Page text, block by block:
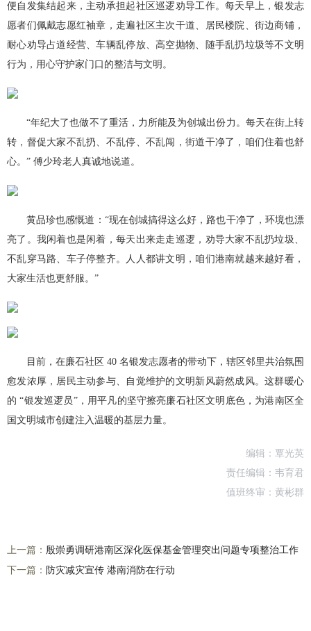
便自发集结起来，主动承担起社区巡逻劝导工作。每天早上，银发志
愿者们佩戴志愿红袖章，走遍社区主次干道、居民楼院、街边商铺，
耐心劝导占道经营、车辆乱停放、高空抛物、随手乱扔垃圾等不文明
行为，用心守护家门口的整洁与文明。
“年纪大了也做不了重活，力所能及为创城出份力。每天在街上转
转，督促大家不乱扔、不乱停、不乱闯，街道干净了，咱们住着也舒
心。” 傅少玲老人真诚地说道。
黄品珍也感慨道：“现在创城搞得这么好，路也干净了，环境也漂
亮了。我闲着也是闲着，每天出来走走巡逻，劝导大家不乱扔垃圾、
不乱穿马路、车子停整齐。人人都讲文明，咱们港南就越来越好看，
大家生活也更舒服。”
目前，在廉石社区 40 名银发志愿者的带动下，辖区邻里共治氛围
愈发浓厚，居民主动参与、自觉维护的文明新风蔚然成风。这群暖心
的 “银发巡逻员”，用平凡的坚守擦亮廉石社区文明底色，为港南区全
国文明城市创建注入温暖的基层力量。
编辑：覃光英
责任编辑：韦育君
值班终审：黄彬群
上一篇： 殷崇勇调研港南区深化医保基金管理突出问题专项整治工作
下一篇： 防灾减灾宣传 港南消防在行动